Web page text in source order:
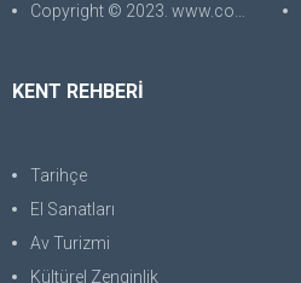
Copyright © 2023. www.corabilgisayar.com Her Hakkı Saklıdır. kopyalanması, çoğaltılması ve dağıtılması halinde yasal haklarımız işletilecektir.
KENT REHBERİ
Tarihçe
El Sanatları
Av Turizmi
Kültürel Zenginlik